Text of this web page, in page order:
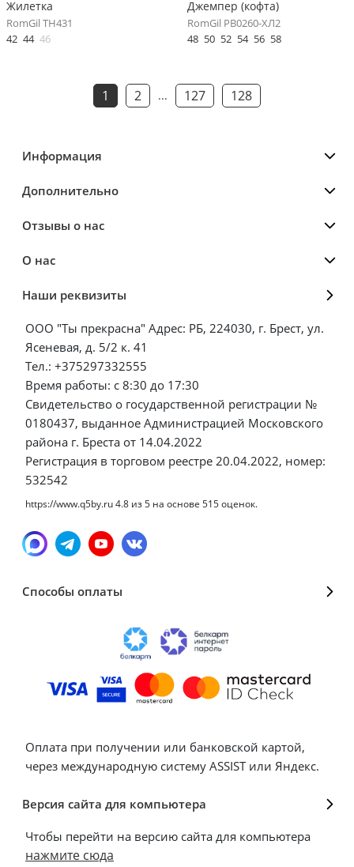
Жилетка
RomGil ТН431
42 44 46
Джемпер (кофта)
RomGil РВ0260-ХЛ2
48 50 52 54 56 58
1 2 ... 127 128
Информация
Дополнительно
Отзывы о нас
О нас
Наши реквизиты
ООО "Ты прекрасна" Адрес: РБ, 224030, г. Брест, ул.
Ясеневая, д. 5/2 к. 41
Тел.: +375297332555
Время работы: с 8:30 до 17:30
Свидетельство о государственной регистрации №
0180437, выданное Администрацией Московского
района г. Бреста от 14.04.2022
Регистрация в торговом реестре 20.04.2022, номер:
532542
https://www.q5by.ru4.8 из5 на основе 515оценок.
Способы оплаты
Оплата при получении или банковской картой,
через международную систему ASSIST или Яндекс.
Версия сайта для компьютера
Чтобы перейти на версию сайта для компьютера
нажмите сюда